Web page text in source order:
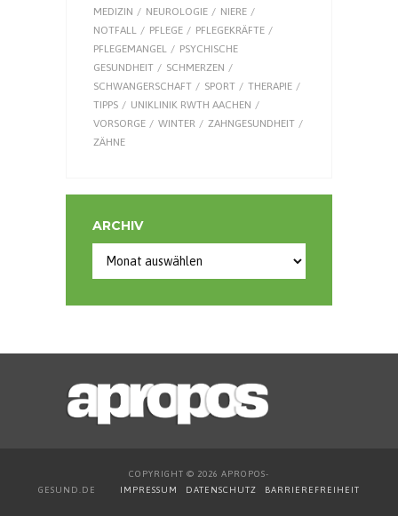
MEDIZIN
NEUROLOGIE
NIERE
NOTFALL
PFLEGE
PFLEGEKRÄFTE
PFLEGEMANGEL
PSYCHISCHE
GESUNDHEIT
SCHMERZEN
SCHWANGERSCHAFT
SPORT
THERAPIE
TIPPS
UNIKLINIK RWTH AACHEN
VORSORGE
WINTER
ZAHNGESUNDHEIT
ZÄHNE
ARCHIV
COPYRIGHT © 2026 APROPOS-
GESUND.DE IMPRESSUM DATENSCHUTZ BARRIEREFREIHEIT